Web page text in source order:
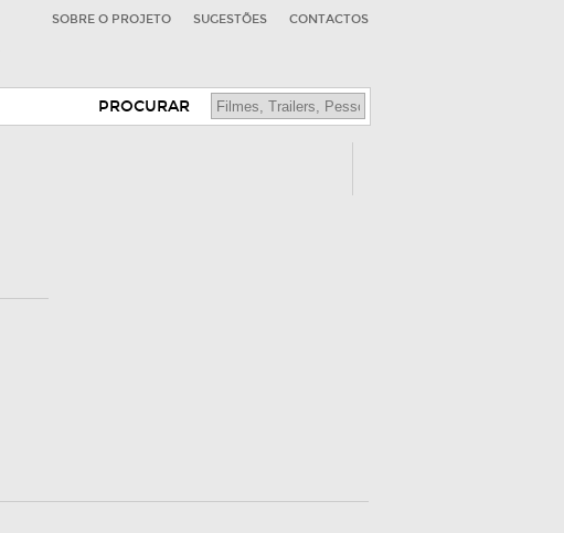
SOBRE O PROJETO SUGESTÕES CONTACTOS
PROCURAR